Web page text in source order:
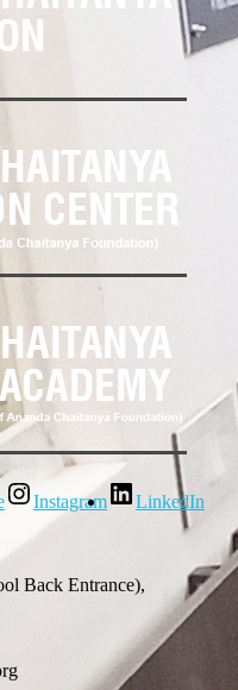
Instagram
LinkedIn
Back Entrance),